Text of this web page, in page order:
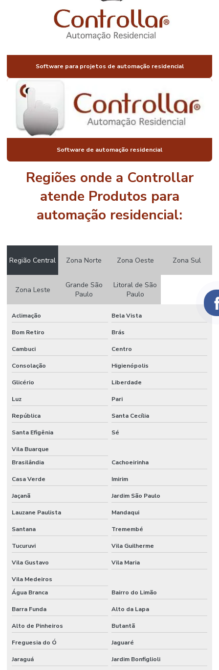
AUTOMAÇÃO
PARA IMÓVEIS
AUTOMAÇÃO
LUXO
AUTOMAÇÃO
DE JANELAS
RESIDENCIAIS
AUTOMAÇÃO
DE LUZ PREÇO
AUTOMAÇÃO
RESIDENCIAL
AUTOMAÇÃO
PISCINA
VALOR
AUTOMAÇÃO
CONDOMINIO
AUTOMAÇÃO
RESIDENCIAL
REMOTO
AUTOMAÇÃO
EM
AMERICANA
AUTOMAÇÃO
RESIDENCIAL
AMERICANA
SP
AUTOMAÇÃO
RESIDENCIAL
BALNEARIO
CAMBORIU
AUTOMAÇÃO
RESIDENCIAL
BELO
HORIZONTE
RESIDENCIAL
AUTOMAÇÃO
RESIDENCIAL
Software para projetos de automação residencial
Software de automação residencial
Regiões onde a Controllar
atende Produtos para
automação residencial:
Região Central Zona Norte Zona Oeste Zona Sul
Zona Leste
Grande São
Paulo
Litoral de São
Paulo
Aclimação Bela Vista
Bom Retiro Brás
Cambuci Centro
Consolação Higienópolis
Glicério Liberdade
Luz Pari
República Santa Cecília
Santa Efigênia Sé
Vila Buarque
Brasilândia
Cachoeirinha
Casa Verde Imirim
Jaçanã Jardim São Paulo
Lauzane Paulista Mandaqui
Santana Tremembé
Tucuruvi Vila Guilherme
Vila Gustavo Vila Maria
Vila Medeiros
Água Branca
Bairro do Limão
Barra Funda Alto da Lapa
Alto de Pinheiros Butantã
Freguesia do Ó Jaguaré
Jaraguá Jardim Bonfiglioli